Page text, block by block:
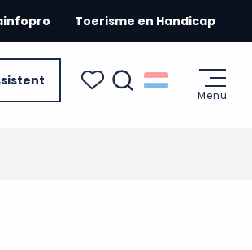
Toerisme en Handicap
Menu